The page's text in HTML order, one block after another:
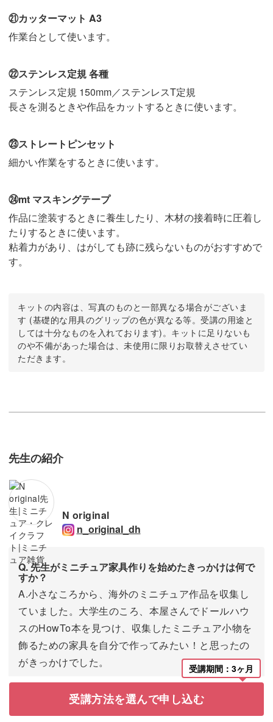
㉑カッターマット A3
作業台として使います。
㉒ステンレス定規 各種
ステンレス定規 150mm／ステンレスT定規
長さを測るときや作品をカットするときに使います。
㉓ストレートピンセット
細かい作業をするときに使います。
㉔mt マスキングテープ
作品に塗装するときに養生したり、木材の接着時に圧着し
たりするときに使います。
粘着力があり、はがしても跡に残らないものがおすすめで
す。
キットの内容は、写真のものと一部異なる場合がございま
す (基礎的な用具のグリップの色が異なる等。受講の用途と
しては十分なものを入れております)。キットに足りないも
のや不備があった場合は、未使用に限りお取替えさせてい
ただきます。
先生の紹介
N original
n_original_dh
Q. 先生がミニチュア家具作りを始めたきっかけは何で
すか？
A.小さなころから、海外のミニチュア作品を収集し
ていました。大学生のころ、本屋さんでドールハウ
スのHowTo本を見つけ、収集したミニチュア小物を
飾るための家具を自分で作ってみたい！と思ったの
がきっかけでした。
Q. 先生が思うミニチュア家具の魅力は何ですか？
A.インテリアを自由に楽しむように、自分好みの世
受講期間：3ヶ月
受講方法を選んで申し込む